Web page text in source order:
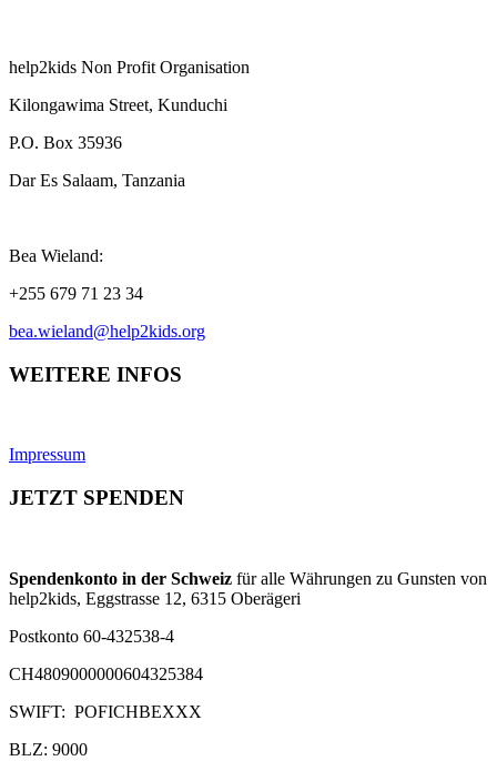
help2kids Non Profit Organisation
Kilongawima Street, Kunduchi
P.O. Box 35936
Dar Es Salaam, Tanzania
Bea Wieland:
+255 679 71 23 34
bea.wieland@help2kids.org
WEITERE INFOS
Impressum
JETZT SPENDEN
Spendenkonto in der Schweiz für alle Währungen zu Gunsten von
help2kids, Eggstrasse 12, 6315 Oberägeri
Postkonto 60-432538-4
CH4809000000604325384
SWIFT: POFICHBEXXX
BLZ: 9000